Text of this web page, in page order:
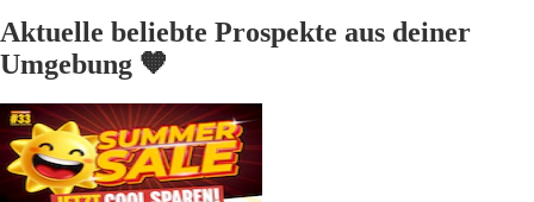
Aktuelle beliebte Prospekte aus deiner
Umgebung 🧡